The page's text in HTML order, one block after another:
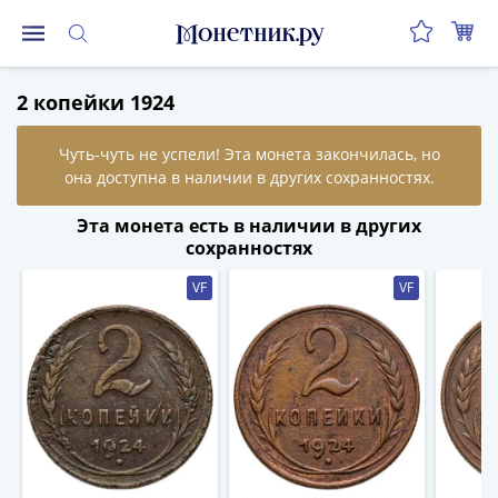
Монеты
Российской
Федерации
Регулярные
выпуски
после
реформы
(1997-
Юбилейные
2 копейки 1924
Эта монета есть в наличии в других
сохранностях
VF VF